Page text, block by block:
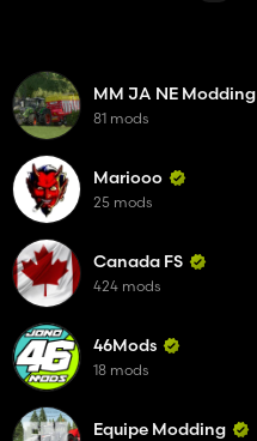
MM JA NE Modding
81 mods
Mariooo
25 mods
Canada FS
424 mods
46Mods
18 mods
Equipe Modding